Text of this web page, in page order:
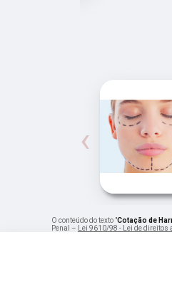
‹
O conteúdo do texto "Cotação de
Penal –
Lei 9610/98 - Lei de direitos